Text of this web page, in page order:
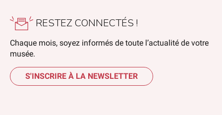
RESTEZ CONNECTÉS !
Chaque mois, soyez informés de toute l’actualité de votre
musée.
S'INSCRIRE À LA NEWSLETTER